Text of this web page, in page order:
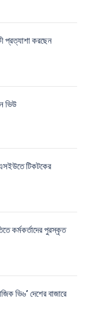
প্রত্যাশা করছেন
ভিউ
টিকটকের
কর্মকর্তাদের পুরস্কৃত
ভি৬’ দেশের বাজারে